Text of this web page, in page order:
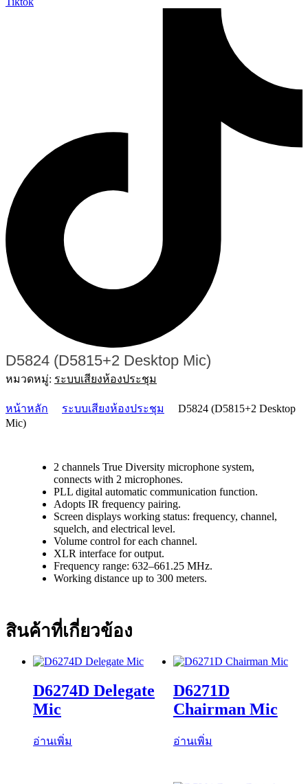
D5824 (D5815+2 Desktop Mic)
หมวดหมู่: ระบบเสียงห้องประชุม
หน้าหลัก ระบบเสียงห้องประชุม
D5824 (D5815+2 Desktop
Mic)
2 channels True Diversity microphone system,
connects with 2 microphones.
PLL digital automatic communication function.
Adopts IR frequency pairing.
Screen displays working status: frequency, channel,
squelch, and electrical level.
Volume control for each channel.
XLR interface for output.
Frequency range: 632–661.25 MHz.
Working distance up to 300 meters.
สินค้าที่เกี่ยวข้อง
D6274D Delegate
Mic
อ่านเพิ่ม
D6271D
Chairman Mic
อ่านเพิ่ม